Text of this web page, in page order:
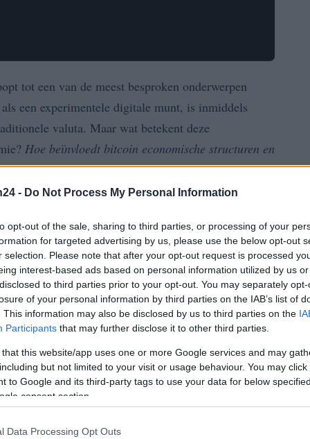
- Do Not Process My Personal Information
opt-out of the sale, sharing to third parties, or processing of your
for targeted advertising by us, please use the below opt-out
selection. Please note that after your opt-out request is processed
interest-based ads based on personal information utilized by us
to third parties prior to your opt-out. You may separately
of your personal information by third parties on the IAB’s list of
This information may also be disclosed by us to third parties on the
Participants that may further disclose it to other third parties.
that this website/app uses one or more Google services and may
but not limited to your visit or usage behaviour. You may
to Google and its third-party tags to use your data for below
consent section.
Data Processing Opt Outs
tot een van de meest besproken onderwerpen
een experimentele digitale munt, is inmiddels
valuta. Maar wat betekent deze
Hoe beïnvloedt bitcoin economische structuren en
van geld?In deze analyse verkennen we de impact
en de mogelijke scenario’s die zich kunnen
valuta
, wat betekent dat het niet wordt gecontroleerd door
Dit heeft geleid tot unieke kenmerken die
Een van de belangrijkste elementen is debeperking
dan 21 miljoen bitcoins in omloop zijn, wat het
van bitcoin. In tijden van economische
neigen mensen naar activa die zij als veilig